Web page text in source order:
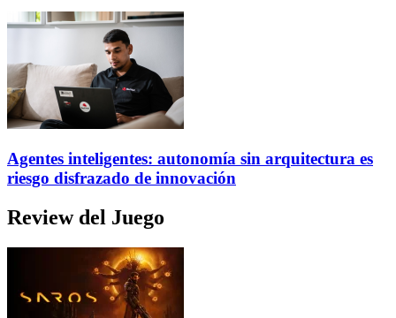
Agentes inteligentes: autonomía sin arquitectura es
riesgo disfrazado de innovación
Review del Juego